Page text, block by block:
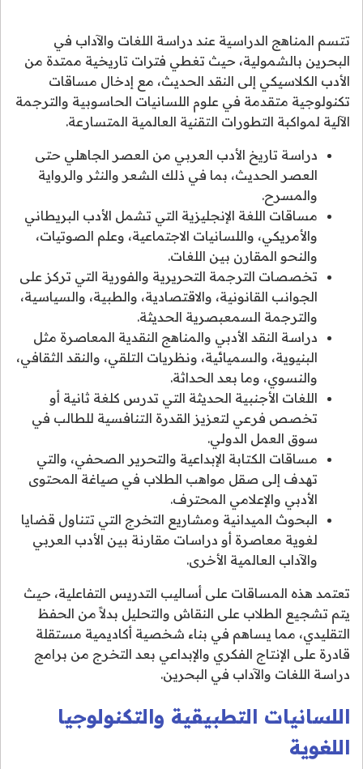
تتسم المناهج الدراسية عند دراسة اللغات والآداب في
البحرين بالشمولية، حيث تغطي فترات تاريخية ممتدة من
الأدب الكلاسيكي إلى النقد الحديث، مع إدخال مساقات
تكنولوجية متقدمة في علوم اللسانيات الحاسوبية والترجمة
الآلية لمواكبة التطورات التقنية العالمية المتسارعة.
دراسة تاريخ الأدب العربي من العصر الجاهلي حتى
العصر الحديث، بما في ذلك الشعر والنثر والرواية
والمسرح.
مساقات اللغة الإنجليزية التي تشمل الأدب البريطاني
والأمريكي، واللسانيات الاجتماعية، وعلم الصوتيات،
والنحو المقارن بين اللغات.
تخصصات الترجمة التحريرية والفورية التي تركز على
الجوانب القانونية، والاقتصادية، والطبية، والسياسية،
والترجمة السمعبصرية الحديثة.
دراسة النقد الأدبي والمناهج النقدية المعاصرة مثل
البنيوية، والسميائية، ونظريات التلقي، والنقد الثقافي،
والنسوي، وما بعد الحداثة.
اللغات الأجنبية الحديثة التي تدرس كلغة ثانية أو
تخصص فرعي لتعزيز القدرة التنافسية للطالب في
سوق العمل الدولي.
مساقات الكتابة الإبداعية والتحرير الصحفي، والتي
تهدف إلى صقل مواهب الطلاب في صياغة المحتوى
الأدبي والإعلامي المحترف.
البحوث الميدانية ومشاريع التخرج التي تتناول قضايا
لغوية معاصرة أو دراسات مقارنة بين الأدب العربي
والآداب العالمية الأخرى.
تعتمد هذه المساقات على أساليب التدريس التفاعلية، حيث
يتم تشجيع الطلاب على النقاش والتحليل بدلاً من الحفظ
التقليدي، مما يساهم في بناء شخصية أكاديمية مستقلة
قادرة على الإنتاج الفكري والإبداعي بعد التخرج من برامج
دراسة اللغات والآداب في البحرين.
اللسانيات التطبيقية والتكنولوجيا
اللغوية